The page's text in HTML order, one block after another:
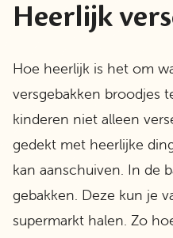
Heerlijk
Hoe heerlijk is het om
versgebakken broodjes
kinderen niet alleen
gedekt met heerlijke
kan aanschuiven. In de
gebakken. Deze kun je
supermarkt halen. Zo